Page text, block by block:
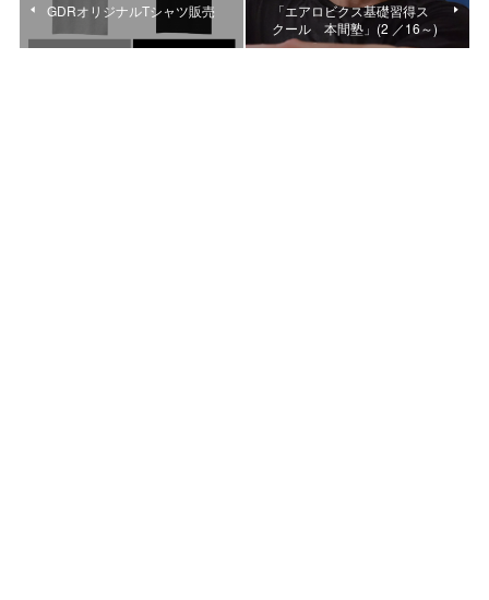
GDRオリジナルTシャツ販売
「エアロビクス基礎習得ス
クール 本間塾」(2 ／16～)